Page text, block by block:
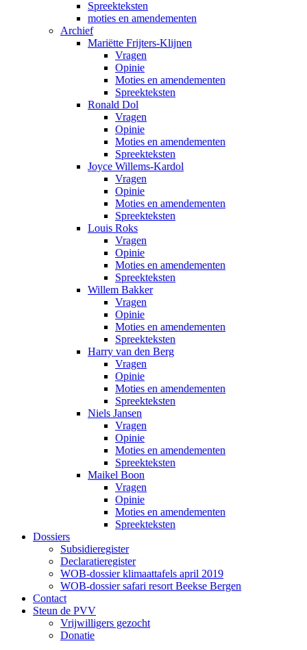
Spreekteksten
moties en amendementen
Archief
Mariëtte Frijters-Klijnen
Vragen
Opinie
Moties en amendementen
Spreekteksten
Ronald Dol
Vragen
Opinie
Moties en amendementen
Spreekteksten
Joyce Willems-Kardol
Vragen
Opinie
Moties en amendementen
Spreekteksten
Louis Roks
Vragen
Opinie
Moties en amendementen
Spreekteksten
Willem Bakker
Vragen
Opinie
Moties en amendementen
Spreekteksten
Harry van den Berg
Vragen
Opinie
Moties en amendementen
Spreekteksten
Niels Jansen
Vragen
Opinie
Moties en amendementen
Spreekteksten
Maikel Boon
Vragen
Opinie
Moties en amendementen
Spreekteksten
Dossiers
Subsidieregister
Declaratieregister
WOB-dossier klimaattafels april 2019
WOB-dossier safari resort Beekse Bergen
Contact
Steun de PVV
Vrijwilligers gezocht
Donatie